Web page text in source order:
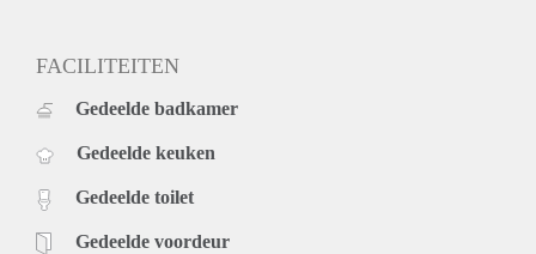
FACILITEITEN
Gedeelde badkamer
Gedeelde keuken
Gedeelde toilet
Gedeelde voordeur